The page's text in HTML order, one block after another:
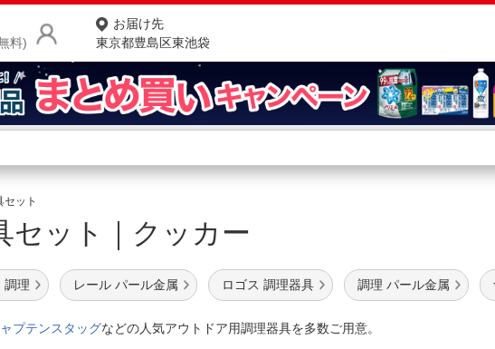
料)
お届け先
東京都豊島区東池袋
カテゴリ一覧からさがす
お客様サポート
店舗情報・店舗
セット
セット｜クッカー
調理 レール パール金属 ロゴス 調理器具 調理 パール金属
プテンスタッグなどの人気アウトドア用調理器具を多数ご用意。